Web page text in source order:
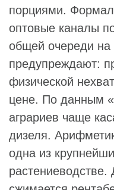
порциями.
оптовые каналы
общей очереди
предупреждают:
физической
цене. По данным
аграриев чаще
дизеля.
одна из